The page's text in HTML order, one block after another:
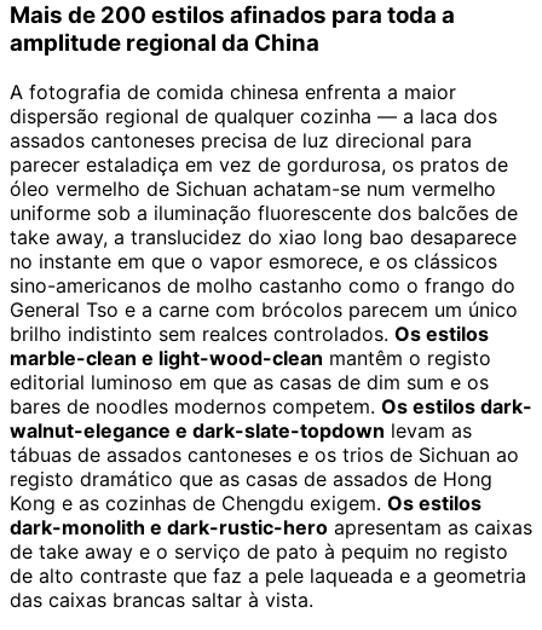
Mais de 200 estilos afinados para toda a
amplitude regional da China
A fotografia de comida chinesa enfrenta a maior
dispersão regional de qualquer cozinha — a laca dos
assados cantoneses precisa de luz direcional para
parecer estaladiça em vez de gordurosa, os pratos de
óleo vermelho de Sichuan achatam-se num vermelho
uniforme sob a iluminação fluorescente dos balcões de
take away, a translucidez do xiao long bao desaparece
no instante em que o vapor esmorece, e os clássicos
sino-americanos de molho castanho como o frango do
General Tso e a carne com brócolos parecem um único
brilho indistinto sem realces controlados. Os estilos
marble-clean e light-wood-clean mantêm o registo
editorial luminoso em que as casas de dim sum e os
bares de noodles modernos competem. Os estilos dark-
walnut-elegance e dark-slate-topdown levam as
tábuas de assados cantoneses e os trios de Sichuan ao
registo dramático que as casas de assados de Hong
Kong e as cozinhas de Chengdu exigem. Os estilos
dark-monolith e dark-rustic-hero apresentam as caixas
de take away e o serviço de pato à pequim no registo
de alto contraste que faz a pele laqueada e a geometria
das caixas brancas saltar à vista.